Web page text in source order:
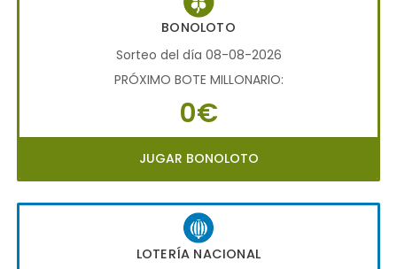
BONOLOTO
Sorteo del día 08-08-2026
PRÓXIMO BOTE MILLONARIO:
0€
JUGAR BONOLOTO
LOTERÍA NACIONAL